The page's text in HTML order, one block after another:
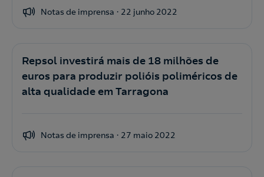
Notas de imprensa 22 junho 2022
Repsol investirá mais de 18 milhões de
euros para produzir polióis poliméricos de
alta qualidade em Tarragona
Notas de imprensa 27 maio 2022